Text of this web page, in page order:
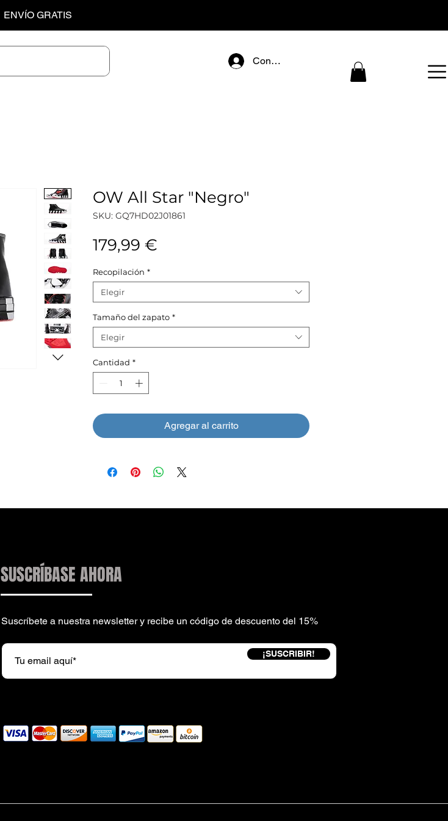
ENVÍO GRATIS
Connectez-vous
OW All Star "Negro"
SKU: GQ7HD02J01861
179,99 €
Recopilación *
Elegir
Tamaño del zapato *
Elegir
Cantidad *
Agregar al carrito
SUSCRÍBASE AHORA
Suscríbete a nuestra newsletter y recibe un código de descuento del 15%
¡SUSCRIBIR!